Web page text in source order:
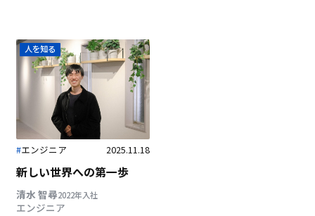
人を知る
#エンジニア 2025.11.18
新しい世界への第一歩
清水 智尋2022年入社
エンジニア